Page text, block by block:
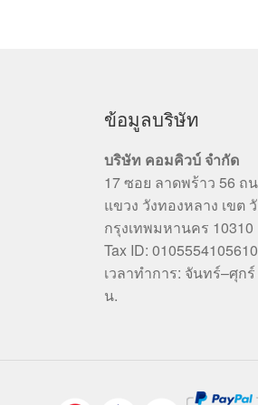
ข้อมูลบริษัท
บริษัท คอมคิวบ์ จำกัด
17 ซอย ลาดพร้าว 56 ถ
แขวง วังทองหลาง เขต
กรุงเทพมหานคร 10310
Tax ID: 0105554105610
เวลาทำการ: จันทร์–ศุกร์
น.